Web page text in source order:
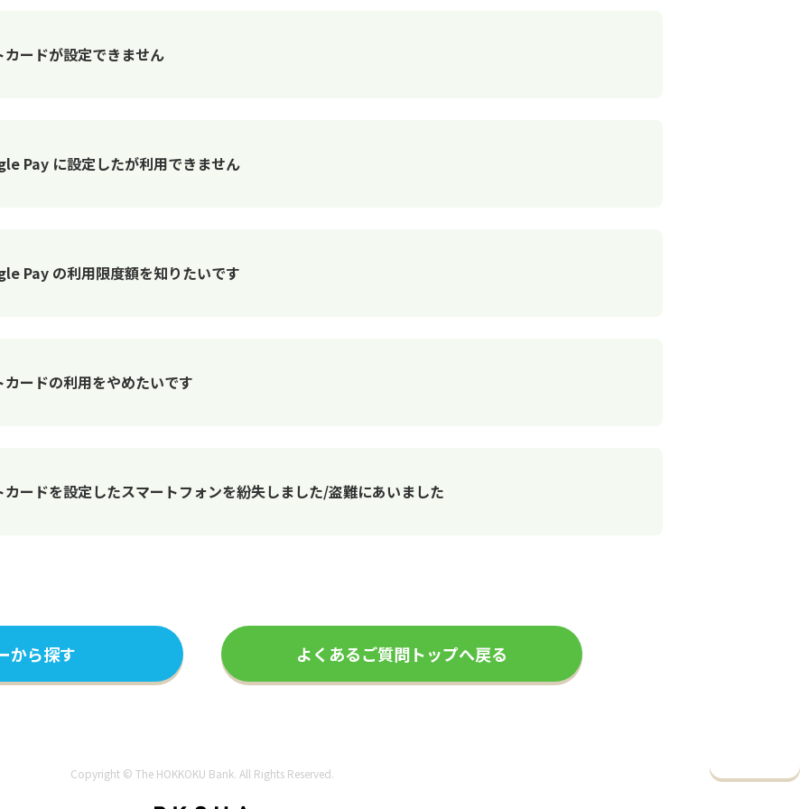
ードが設定できません
Pay に設定したが利用できません
Pay の利用限度額を知りたいです
ードの利用をやめたいです
ードを設定したスマートフォンを紛失しました/盗難にあいました
から探す よくあるご質問トップへ戻る
Copyright © The HOKKOKU Bank. All Rights Reserved.